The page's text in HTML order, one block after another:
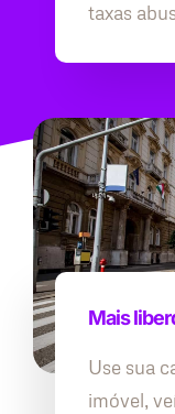
taxas
Mais
Use sua
imóvel,